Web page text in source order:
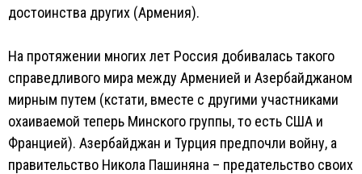
достоинства других (Армения).
На протяжении многих лет Россия добивалась такого
справедливого мира между Арменией и Азербайджаном
мирным путем (кстати, вместе с другими участниками
охаиваемой теперь Минского группы, то есть США и
Францией). Азербайджан и Турция предпочли войну, а
правительство Никола Пашиняна – предательство своих